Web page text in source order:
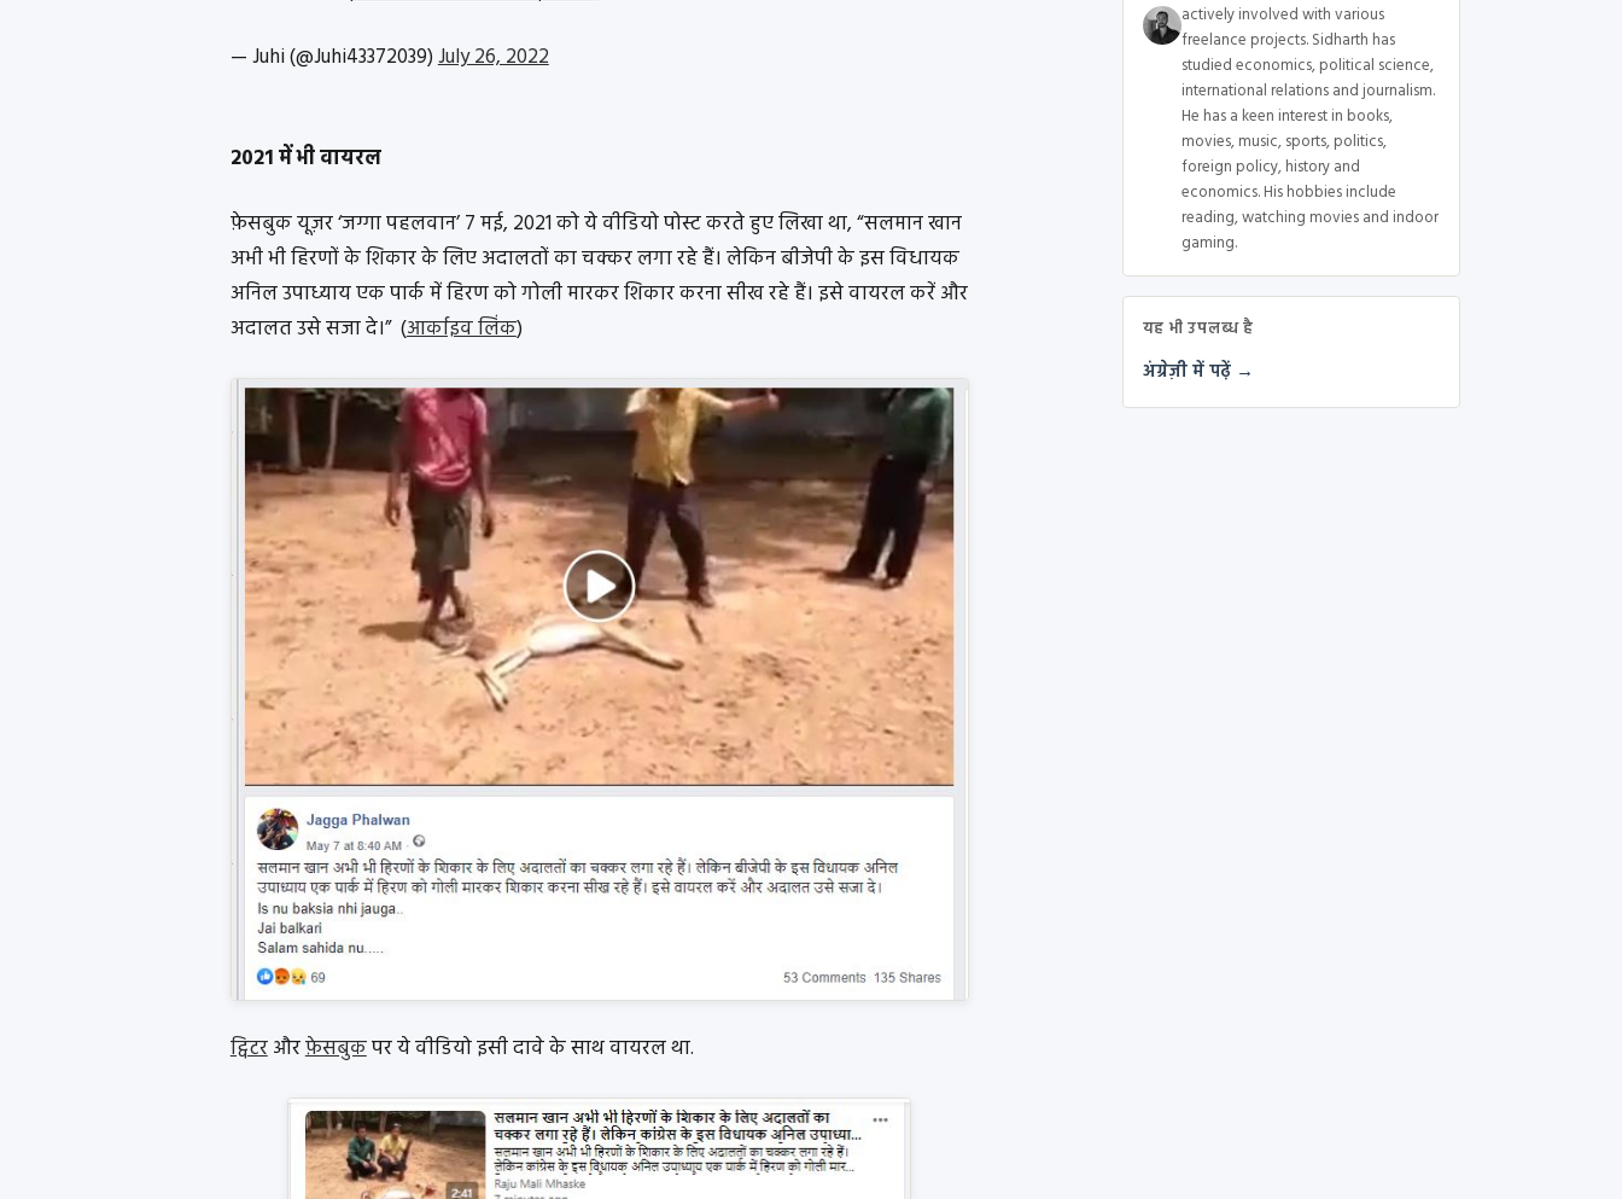
— Juhi (@Juhi43372039)July 26, 2022
2021 में भी वायरल
फ़ेसबुक यूज़र ‘जग्गा पहलवान’ 7 मई, 2021 को ये वीडियो पोस्ट करते हुए लिखा था, “सलमान खान
अभी भी हिरणों के शिकार के लिए अदालतों का चक्कर लगा रहे हैं। लेकिन बीजेपी के इस विधायक
अनिल उपाध्याय एक पार्क में हिरण को गोली मारकर शिकार करना सीख रहे हैं। इसे वायरल करें और
अदालत उसे सजा दे।” (आर्काइव लिंक)
ट्विटरऔरफ़ेसबुकपर ये वीडियो इसी दावे के साथ वायरल था.
actively involved with various
freelance projects. Sidharth has
studied economics, political science,
international relations and journalism.
He has a keen interest in books,
movies, music, sports, politics,
foreign policy, history and
economics. His hobbies include
reading, watching movies and indoor
gaming.
यह भी उपलब्ध है
अंग्रेज़ी में पढ़ें →